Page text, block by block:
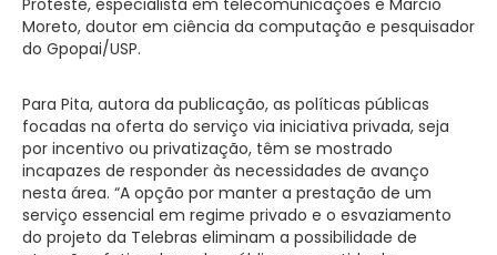
Moreto, doutor em ciência da computação e pesquisador
do Gpopai/USP.
Para Pita, autora da publicação, as políticas públicas
focadas na oferta do serviço via iniciativa privada, seja
por incentivo ou privatização, têm se mostrado
incapazes de responder às necessidades de avanço
nesta área. “A opção por manter a prestação de um
serviço essencial em regime privado e o esvaziamento
do projeto da Telebras eliminam a possibilidade de